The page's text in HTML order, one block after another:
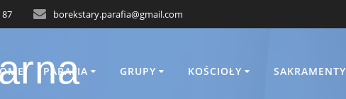
87 borekstary.parafia@gmail.com
PARAFIA GRUPY KOŚCIOŁY SAKRAMENTY